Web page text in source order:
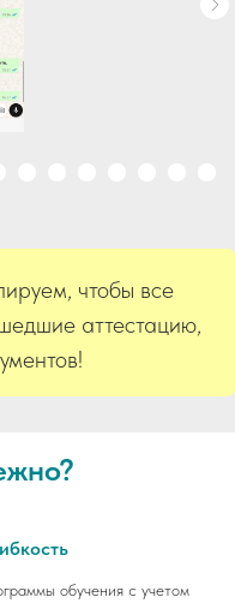
чтобы все
аттестацию,
обучения с учетом